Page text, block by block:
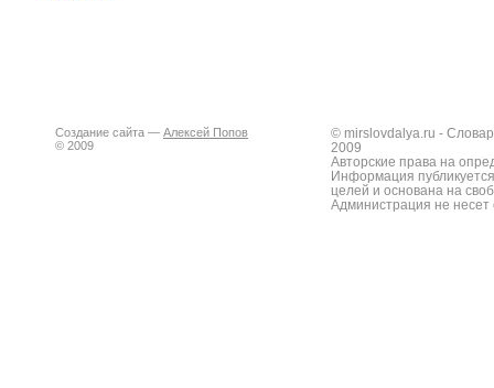
Создание сайта — Алексей Попов
© 2009
© mirslovdalya.ru -
2009
Авторские права на
Информация
целей и основана на
Администрация не несет